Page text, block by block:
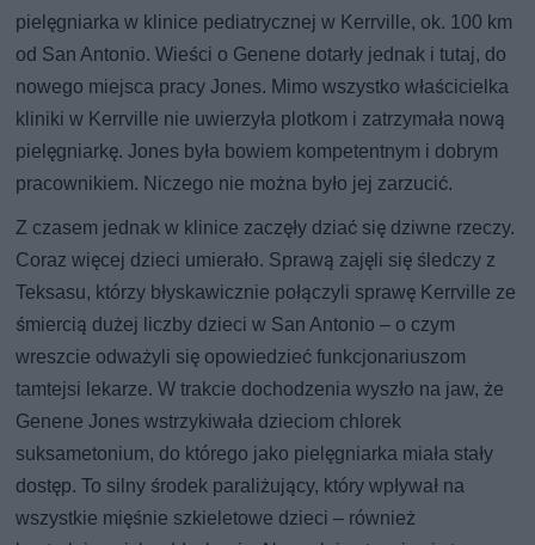
pielęgniarka w klinice pediatrycznej w Kerrville, ok. 100 km
od San Antonio. Wieści o Genene dotarły jednak i tutaj, do
nowego miejsca pracy Jones. Mimo wszystko właścicielka
kliniki w Kerrville nie uwierzyła plotkom i zatrzymała nową
pielęgniarkę. Jones była bowiem kompetentnym i dobrym
pracownikiem. Niczego nie można było jej zarzucić.
Z czasem jednak w klinice zaczęły dziać się dziwne rzeczy.
Coraz więcej dzieci umierało. Sprawą zajęli się śledczy z
Teksasu, którzy błyskawicznie połączyli sprawę Kerrville ze
śmiercią dużej liczby dzieci w San Antonio – o czym
wreszcie odważyli się opowiedzieć funkcjonariuszom
tamtejsi lekarze. W trakcie dochodzenia wyszło na jaw, że
Genene Jones wstrzykiwała dzieciom chlorek
suksametonium, do którego jako pielęgniarka miała stały
dostęp. To silny środek paraliżujący, który wpływał na
wszystkie mięśnie szkieletowe dzieci – również